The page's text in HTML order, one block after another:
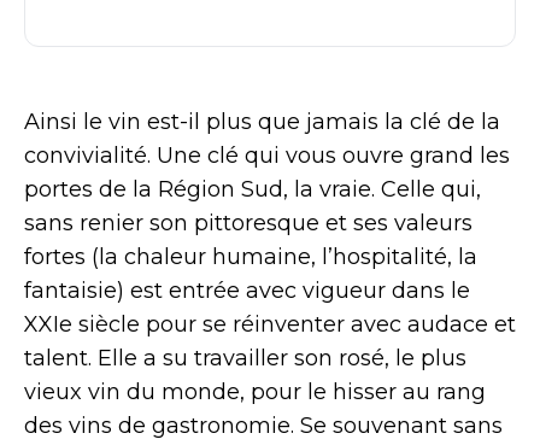
Ainsi le vin est-il plus que jamais la clé de la
convivialité. Une clé qui vous ouvre grand les
portes de la Région Sud, la vraie. Celle qui,
sans renier son pittoresque et ses valeurs
fortes (la chaleur humaine, l’hospitalité, la
fantaisie) est entrée avec vigueur dans le
XXIe siècle pour se réinventer avec audace et
talent. Elle a su travailler son rosé, le plus
vieux vin du monde, pour le hisser au rang
des vins de gastronomie. Se souvenant sans